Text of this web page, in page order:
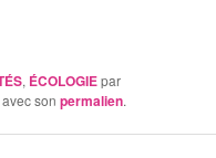
, ÉCOLOGIEpar
avec sonpermalien.